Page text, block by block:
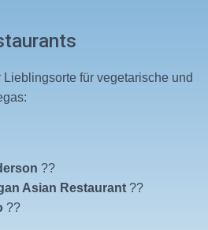
für vegetarische und
??
Asian Restaurant ??
??